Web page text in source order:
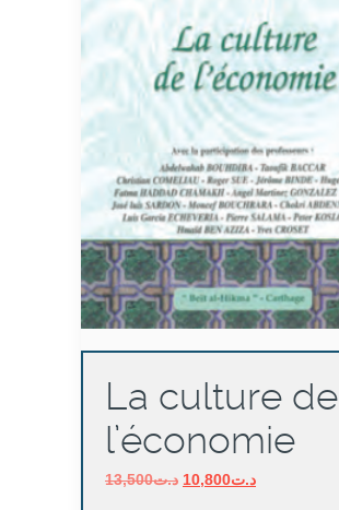
La culture de
l’économie
د.ت13,500
Le
د.ت10,800
Le